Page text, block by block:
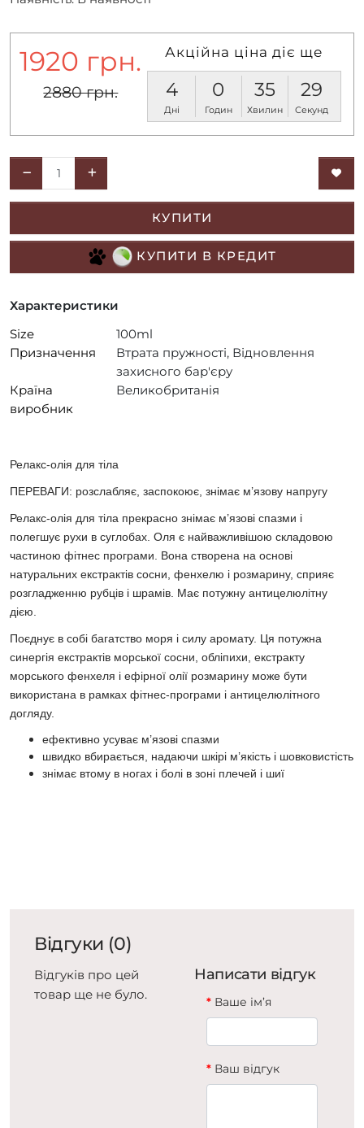
1920 грн.
2880 грн.
Акційна ціна діє ще
4
Дні
0
Годин
35
Хвилин
29
Секунд
КУПИТИ
КУПИТИ В КРЕДИТ
Характеристики
Size
100ml
Призначення
Втрата пружності, Відновлення
захисного бар'єру
Країна
виробник
Великобританія
Релакс-олія для тіла
ПЕРЕВАГИ: розслабляє, заспокоює, знімає м’язову напругу
Релакс-олія для тіла прекрасно знімає м’язові спазми і
полегшує рухи в суглобах. Оля є найважливішою складовою
частиною фітнес програми. Вона створена на основі
натуральних екстрактів сосни, фенхелю і розмарину, сприяє
розгладженню рубців і шрамів. Має потужну антицелюлітну
дією.
Поєднує в собі багатство моря і силу аромату. Ця потужна
синергія екстрактів морської сосни, обліпихи, екстракту
морського фенхеля і ефірної олії розмарину може бути
використана в рамках фітнес-програми і антицелюлітного
догляду.
ефективно усуває м’язові спазми
швидко вбирається, надаючи шкірі м’якість і шовковистість
знімає втому в ногах і болі в зоні плечей і шиї
Відгуки (0)
Відгуків про цей
товар ще не було.
Написати відгук
Ваше ім’я
Ваш відгук